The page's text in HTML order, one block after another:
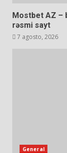
Mostbet AZ –
rəsmi sayt
7 agosto, 2026
General